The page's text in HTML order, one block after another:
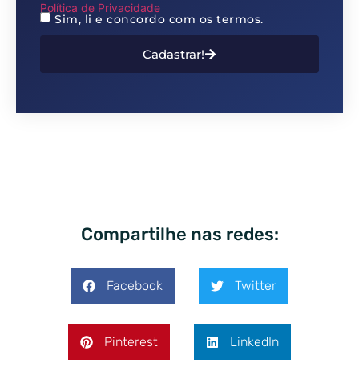
Política de Privacidade
Sim, li e concordo com os termos.
Cadastrar!
Compartilhe nas redes:
Facebook Twitter
Pinterest LinkedIn